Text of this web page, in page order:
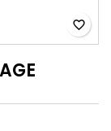
favorite_border